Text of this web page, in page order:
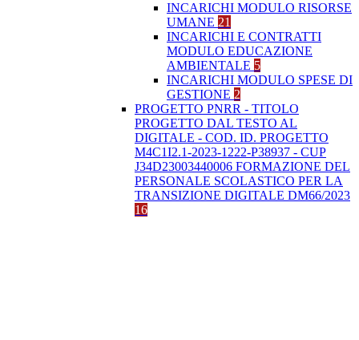
INCARICHI MODULO RISORSE
UMANE 21
INCARICHI E CONTRATTI
MODULO EDUCAZIONE
AMBIENTALE 5
INCARICHI MODULO SPESE DI
GESTIONE 2
PROGETTO PNRR - TITOLO
PROGETTO DAL TESTO AL
DIGITALE - COD. ID. PROGETTO
M4C1I2.1-2023-1222-P38937 - CUP
J34D23003440006 FORMAZIONE DEL
PERSONALE SCOLASTICO PER LA
TRANSIZIONE DIGITALE DM66/2023
16